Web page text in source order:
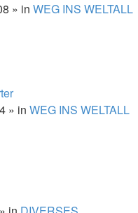
» in WEG INS WELTALL
» in WEG INS WELTALL